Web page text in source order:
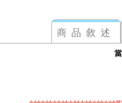
商品敘述